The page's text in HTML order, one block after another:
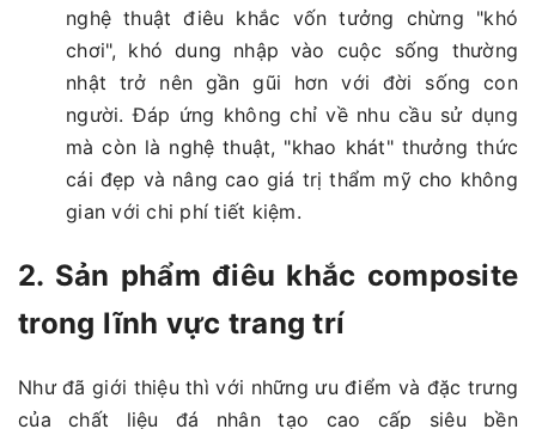
nghệ thuật điêu khắc vốn tưởng chừng "khó
chơi", khó dung nhập vào cuộc sống thường
nhật trở nên gần gũi hơn với đời sống con
người. Đáp ứng không chỉ về nhu cầu sử dụng
mà còn là nghệ thuật, "khao khát" thưởng thức
cái đẹp và nâng cao giá trị thẩm mỹ cho không
gian với chi phí tiết kiệm.
2. Sản phẩm điêu khắc composite
trong lĩnh vực trang trí
Như đã giới thiệu thì với những ưu điểm và đặc trưng
của chất liệu đá nhân tạo cao cấp siêu bền